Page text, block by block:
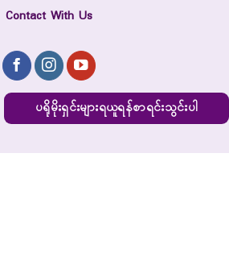
Contact With Us
ပရိုမိုးရှင်းများရယူရန်စာရင်းသွင်းပါ